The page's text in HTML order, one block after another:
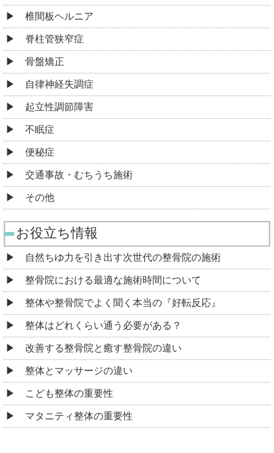
椎間板ヘルニア
脊柱管狭窄症
骨盤矯正
自律神経失調症
起立性調節障害
不眠症
便秘症
交通事故・むちうち施術
その他
お役立ち情報
自然ちゆ力を引き出す次世代の整骨院の施術
整骨院における最適な施術時間について
整体や整骨院でよく聞く本当の『好転反応』
整体はどれくらい通う必要がある？
改善する整骨院と癒す整骨院の違い
整体とマッサージの違い
こども整体の重要性
マタニティ整体の重要性